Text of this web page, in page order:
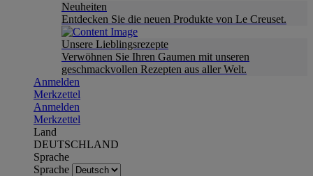
Neuheiten
Entdecken Sie die neuen Produkte von Le Creuset.
Unsere Lieblingsrezepte
Verwöhnen Sie Ihren Gaumen mit unseren
geschmackvollen Rezepten aus aller Welt.
Anmelden
Merkzettel
Anmelden
Merkzettel
Land
DEUTSCHLAND
Sprache
Sprache